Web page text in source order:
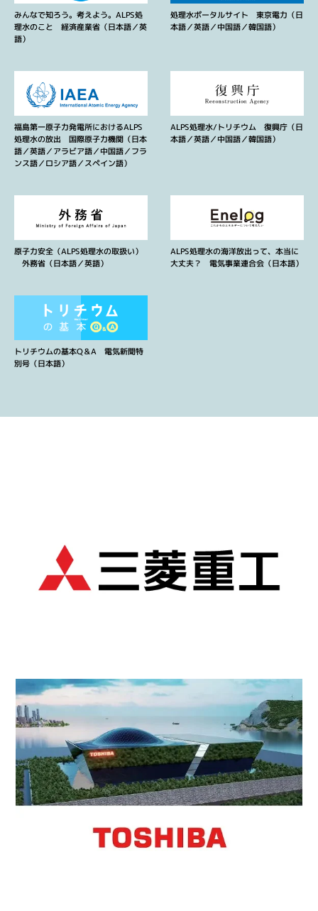
みんなで知ろう。考えよう。ALPS処
理水のこと 経済産業省（日本語／英
語）
処理水ポータルサイト 東京電力（日
本語／英語／中国語／韓国語）
福島第一原子力発電所におけるALPS
処理水の放出 国際原子力機関（日本
語／英語／アラビア語／中国語／フラ
ンス語／ロシア語／スペイン語）
ALPS処理水/トリチウム 復興庁（日
本語／英語／中国語／韓国語）
原子力安全（ALPS処理水の取扱い）
外務省（日本語／英語）
ALPS処理水の海洋放出って、本当に
大丈夫？ 電気事業連合会（日本語）
トリチウムの基本Q＆A 電気新聞特
別号（日本語）